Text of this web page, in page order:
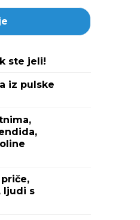
ste jeli!
iz pulske
ljudi s